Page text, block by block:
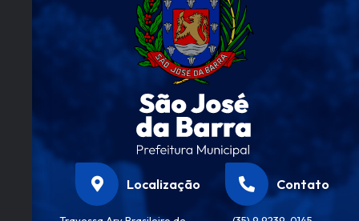
Localização Contato